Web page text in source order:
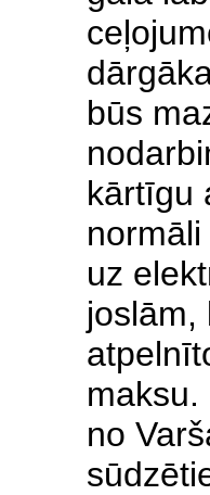
būs
kārtīgu
uz
joslām,
no